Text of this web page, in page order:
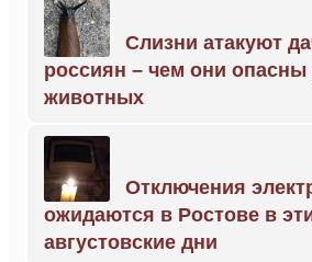
Слизни атакуют
россиян – чем они
животных
Отключения
ожидаются в Ростове в
августовские дни